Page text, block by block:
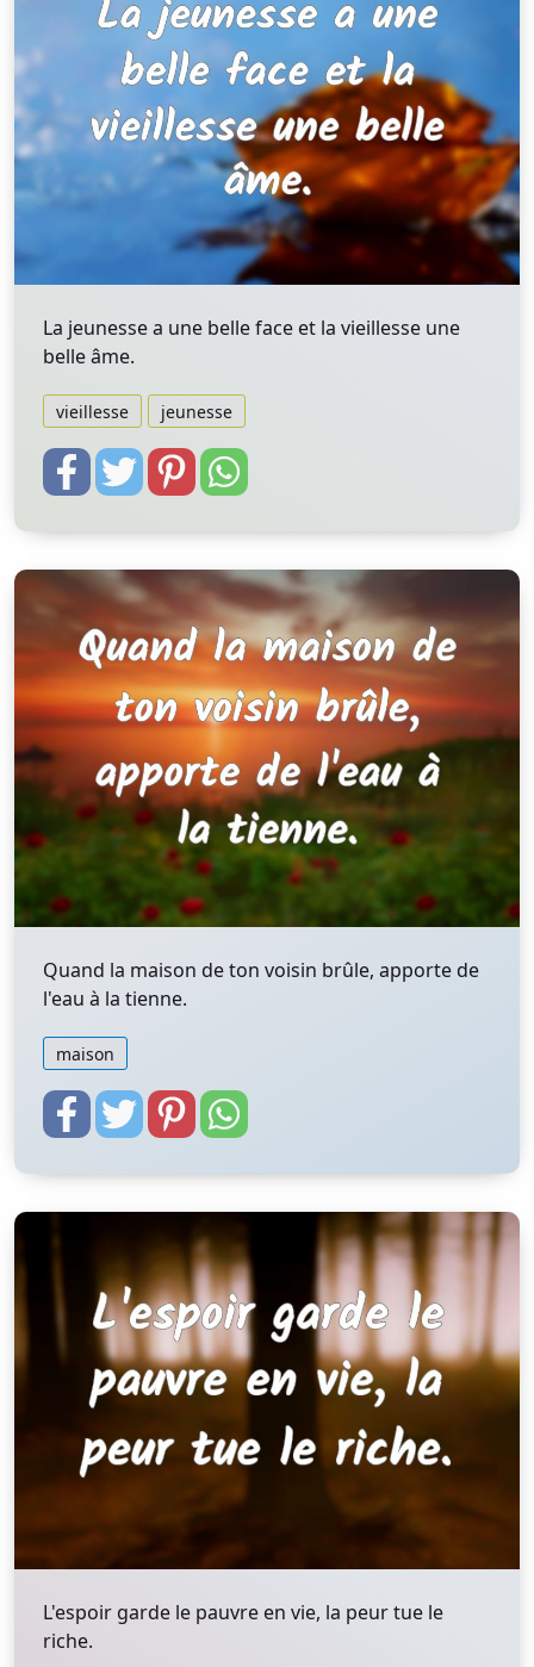
La jeunesse a une belle face et la vieillesse une
belle âme.
vieillesse jeunesse
Quand la maison de ton voisin brûle, apporte de
l'eau à la tienne.
maison
L'espoir garde le pauvre en vie, la peur tue le
riche.